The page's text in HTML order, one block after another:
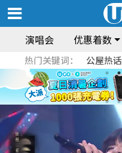
演唱会 优惠着数
热门关键词： 公屋热话